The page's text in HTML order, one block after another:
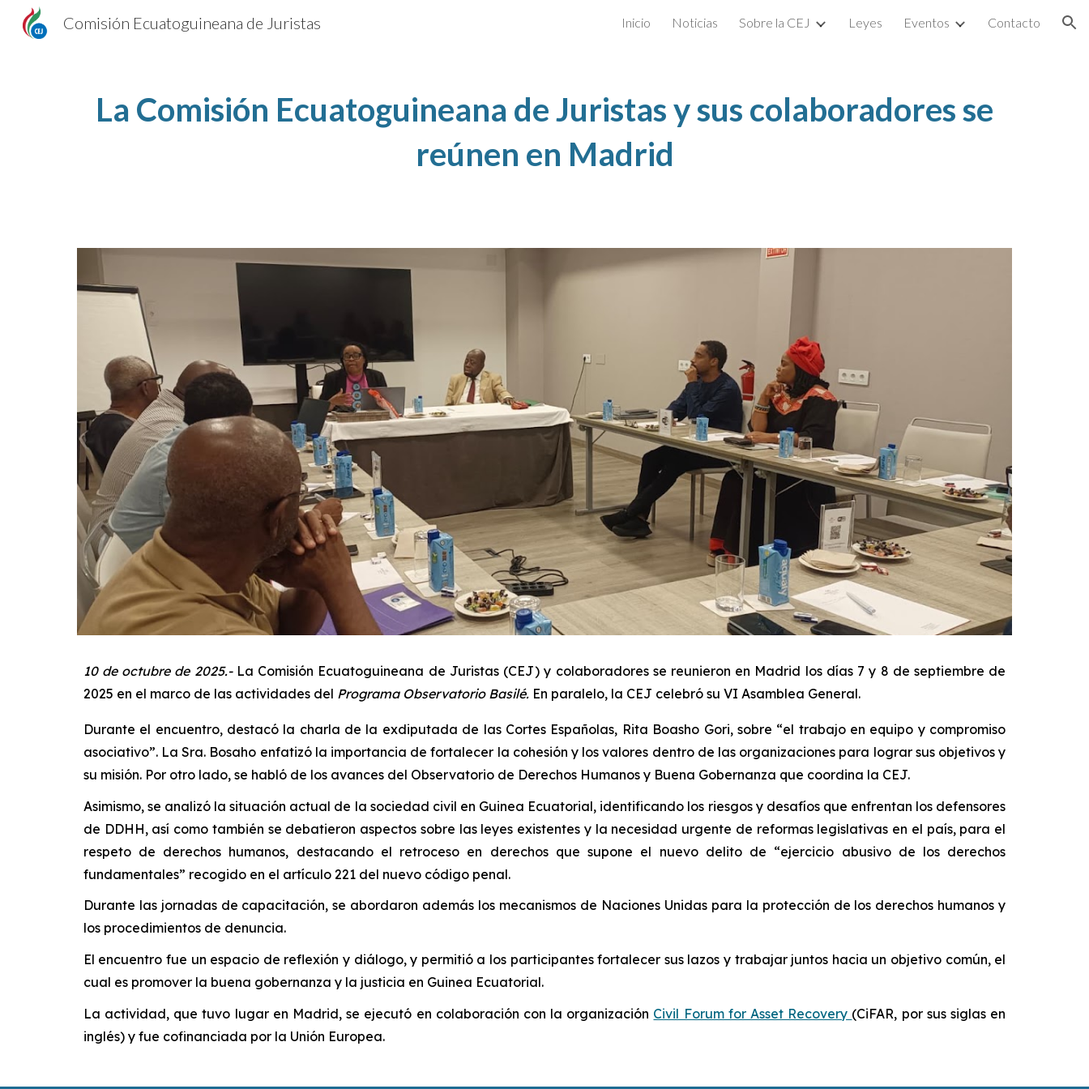
Skip to navigation
Comisión Ecuatoguineana de Juristas Inicio Noticias Sobre la CEJ Leyes Eventos Contacto
La Comisión Ecuatoguineana de Juristas y sus colaboradores se
reúnen en Madrid
10 de octubre de 2025.-La Comisión Ecuatoguineana de Juristas (CEJ) y colaboradores se reunieron en Madrid los días 7 y 8 de septiembre de
2025 en el marco de las actividades del Programa Observatorio Basilé. En paralelo, la CEJ celebró su VI Asamblea General.
Durante el encuentro, destacó la charla de la exdiputada de las Cortes Españolas, Rita Boasho Gori, sobre “el trabajo en equipo y compromiso
asociativo”. La Sra. Bosaho enfatizó la importancia de fortalecer la cohesión y los valores dentro de las organizaciones para lograr sus objetivos y
su misión. Por otro lado, se habló de los avances del Observatorio de Derechos Humanos y Buena Gobernanza que coordina la CEJ.
Asimismo, se analizó la situación actual de la sociedad civil en Guinea Ecuatorial, identificando los riesgos y desafíos que enfrentan los defensores
de DDHH, así como también se debatieron aspectos sobre las leyes existentes y la necesidad urgente de reformas legislativas en el país, para el
respeto de derechos humanos, destacando el retroceso en derechos que supone el nuevo delito de “ejercicio abusivo de los derechos
fundamentales” recogido en el artículo 221 del nuevo código penal.
Durante las jornadas de capacitación, se abordaron además los mecanismos de Naciones Unidas para la protección de los derechos humanos y
los procedimientos de denuncia.
El encuentro fue un espacio de reflexión y diálogo, y permitió a los participantes fortalecer sus lazos y trabajar juntos hacia un objetivo común, el
cual es promover la buena gobernanza y la justicia en Guinea Ecuatorial.
La actividad, que tuvo lugar en Madrid, se ejecutó en colaboración con la organización Civil Forum for Asset Recovery (CiFAR, por sus siglas en
inglés) y fue cofinanciada por la Unión Europea.